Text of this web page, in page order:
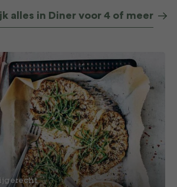
alles in Diner voor 4 of meer